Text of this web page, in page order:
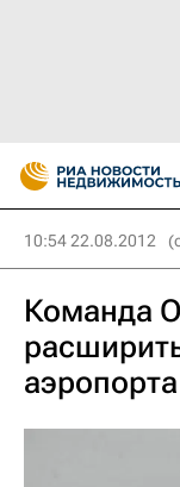
10:54 22.08.2012
Команда